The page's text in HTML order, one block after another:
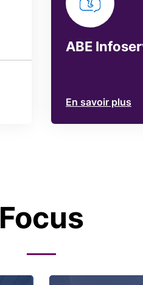
ABE
En savoir plus
Focus